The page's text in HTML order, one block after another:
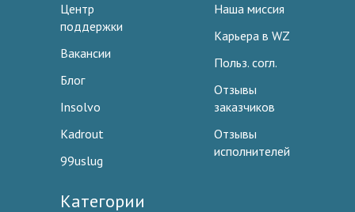
Центр
поддержки
Вакансии
Блог
Insolvo
Kadrout
99uslug
Наша миссия
Карьера в WZ
Польз. согл.
Отзывы
заказчиков
Отзывы
исполнителей
Категории